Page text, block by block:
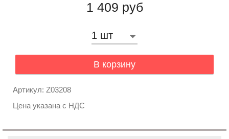
1 409 руб
В корзину
Артикул: Z03208
Цена указана с НДС